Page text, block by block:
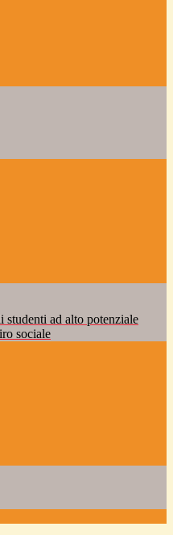
studenti ad alto potenziale
sociale